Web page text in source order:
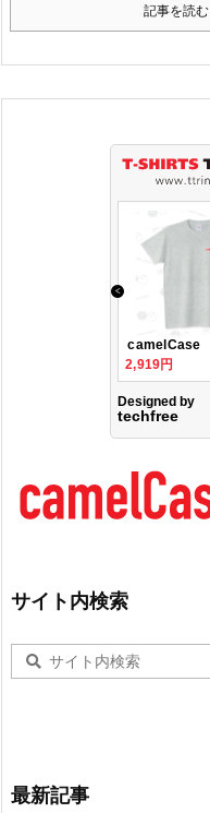
記事を読む
サイト内検索
最新記事